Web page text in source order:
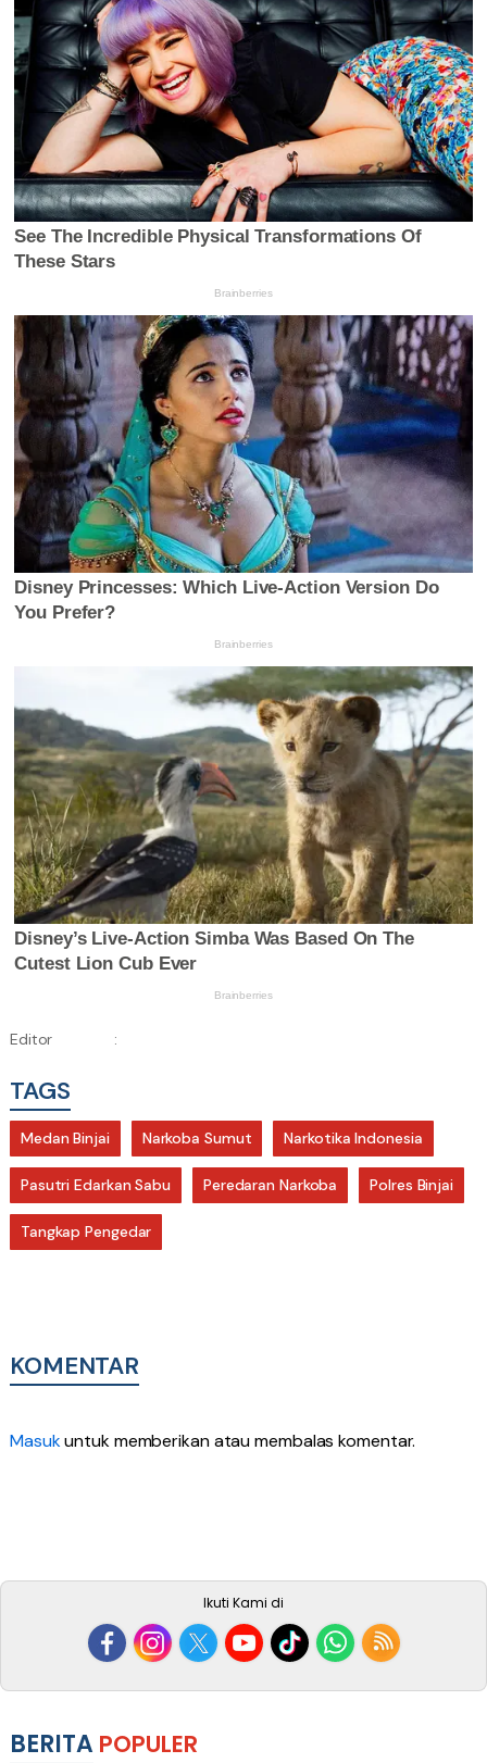
Editor :
TAGS
Medan Binjai Narkoba Sumut Narkotika Indonesia
Pasutri Edarkan Sabu Peredaran Narkoba Polres Binjai
Tangkap Pengedar
KOMENTAR
Masukuntuk memberikan atau membalas komentar.
Ikuti Kami di
BERITA POPULER